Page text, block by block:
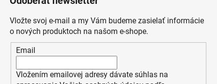
Vložte svoj e-mail a my Vám budeme zasielať informácie
o nových produktoch na našom e-shope.
Email
Vložením emailovej adresy dávate súhlas na